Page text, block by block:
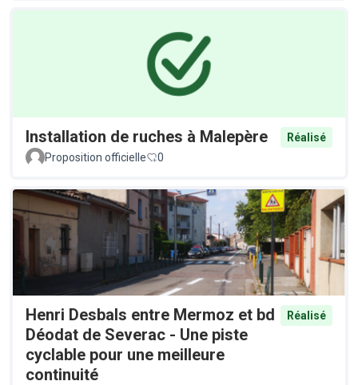
Installation de ruches à Malepère
Réalisé
Proposition officielle
0
Henri Desbals entre Mermoz et bd
Déodat de Severac - Une piste
cyclable pour une meilleure
continuité
Réalisé